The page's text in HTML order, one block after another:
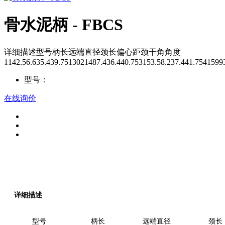
骨水泥柄 - FBCS
详细描述型号柄长远端直径颈长偏心距颈干角角度
型号：
在线询价
详细描述
型号 柄长 远端直径 颈长